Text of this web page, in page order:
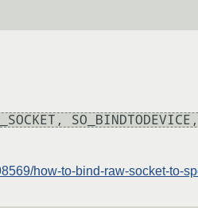
how-to-bind-raw-socket-to-